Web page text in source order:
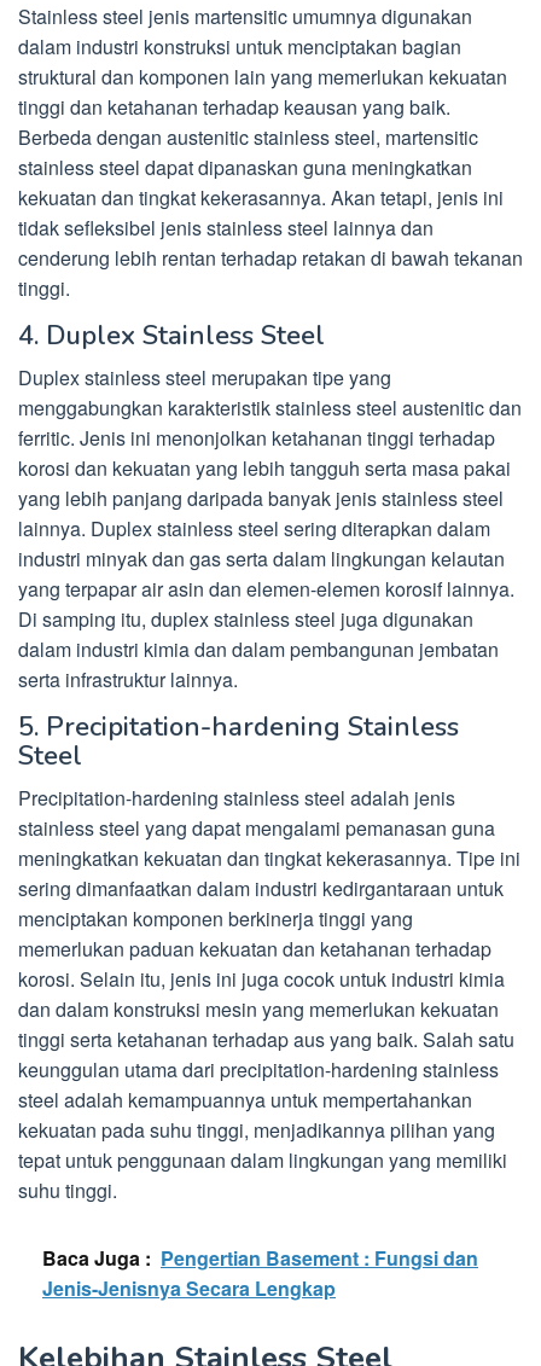
Stainless steel jenis martensitic umumnya digunakan
dalam industri konstruksi untuk menciptakan bagian
struktural dan komponen lain yang memerlukan kekuatan
tinggi dan ketahanan terhadap keausan yang baik.
Berbeda dengan austenitic stainless steel, martensitic
stainless steel dapat dipanaskan guna meningkatkan
kekuatan dan tingkat kekerasannya. Akan tetapi, jenis ini
tidak sefleksibel jenis stainless steel lainnya dan
cenderung lebih rentan terhadap retakan di bawah tekanan
tinggi.
4. Duplex Stainless Steel
Duplex stainless steel merupakan tipe yang
menggabungkan karakteristik stainless steel austenitic dan
ferritic. Jenis ini menonjolkan ketahanan tinggi terhadap
korosi dan kekuatan yang lebih tangguh serta masa pakai
yang lebih panjang daripada banyak jenis stainless steel
lainnya. Duplex stainless steel sering diterapkan dalam
industri minyak dan gas serta dalam lingkungan kelautan
yang terpapar air asin dan elemen-elemen korosif lainnya.
Di samping itu, duplex stainless steel juga digunakan
dalam industri kimia dan dalam pembangunan jembatan
serta infrastruktur lainnya.
5. Precipitation-hardening Stainless
Steel
Precipitation-hardening stainless steel adalah jenis
stainless steel yang dapat mengalami pemanasan guna
meningkatkan kekuatan dan tingkat kekerasannya. Tipe ini
sering dimanfaatkan dalam industri kedirgantaraan untuk
menciptakan komponen berkinerja tinggi yang
memerlukan paduan kekuatan dan ketahanan terhadap
korosi. Selain itu, jenis ini juga cocok untuk industri kimia
dan dalam konstruksi mesin yang memerlukan kekuatan
tinggi serta ketahanan terhadap aus yang baik. Salah satu
keunggulan utama dari precipitation-hardening stainless
steel adalah kemampuannya untuk mempertahankan
kekuatan pada suhu tinggi, menjadikannya pilihan yang
tepat untuk penggunaan dalam lingkungan yang memiliki
suhu tinggi.
Baca Juga : Pengertian Basement : Fungsi dan
Jenis-Jenisnya Secara Lengkap